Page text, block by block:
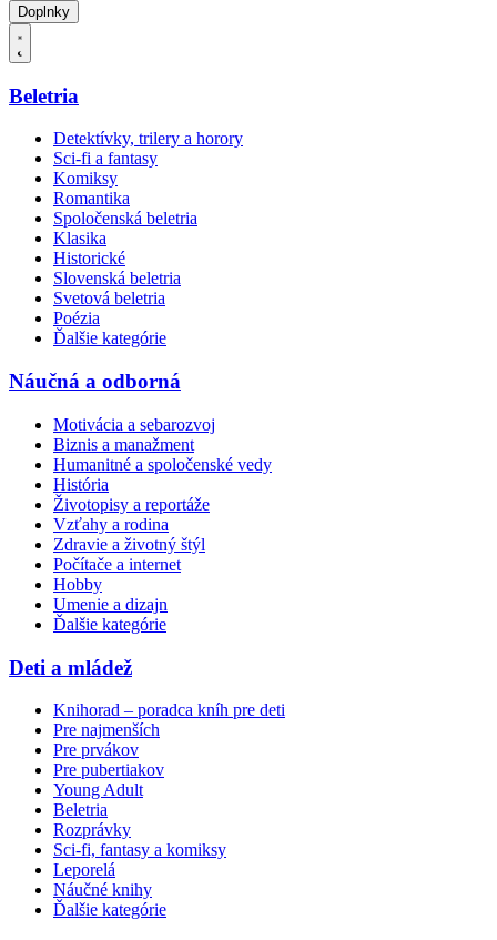
Doplnky
Beletria
Detektívky, trilery a horory
Sci-fi a fantasy
Komiksy
Romantika
Spoločenská beletria
Klasika
Historické
Slovenská beletria
Svetová beletria
Poézia
Ďalšie kategórie
Náučná a odborná
Motivácia a sebarozvoj
Biznis a manažment
Humanitné a spoločenské vedy
História
Životopisy a reportáže
Vzťahy a rodina
Zdravie a životný štýl
Počítače a internet
Hobby
Umenie a dizajn
Ďalšie kategórie
Deti a mládež
Knihorad – poradca kníh pre deti
Pre najmenších
Pre prvákov
Pre pubertiakov
Young Adult
Beletria
Rozprávky
Sci-fi, fantasy a komiksy
Leporelá
Náučné knihy
Ďalšie kategórie